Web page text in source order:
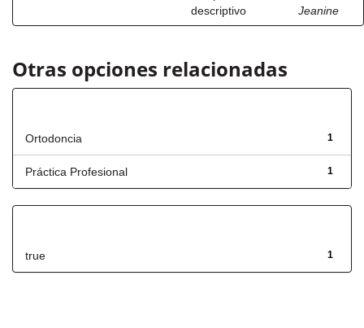
descriptivo
Jeanine
Otras opciones relacionadas
1
Ortodoncia
1
Práctica Profesional
1
true